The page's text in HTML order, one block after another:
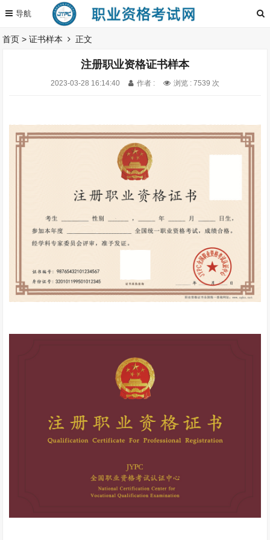
首页 >证书样本 正文
注册职业资格证书样本
2023-03-28 16:14:40 作者 : 浏览 : 7539 次